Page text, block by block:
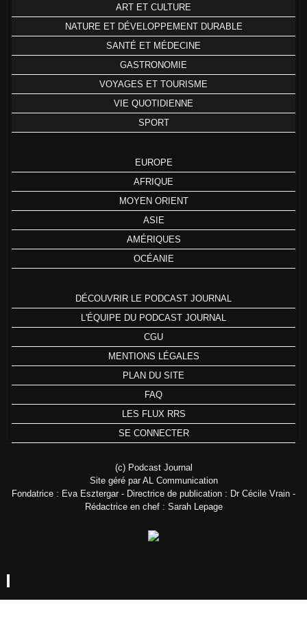
ART ET CULTURE
NATURE ET DÉVELOPPEMENT DURABLE
SANTÉ ET MÉDECINE
GASTRONOMIE
VOYAGES ET TOURISME
VIE QUOTIDIENNE
SPORT
EUROPE
AFRIQUE
MOYEN ORIENT
ASIE
AMÉRIQUES
OCÉANIE
DÉCOUVRIR LE PODCAST JOURNAL
L'ÉQUIPE DU PODCAST JOURNAL
CGU
MENTIONS LÉGALES
PLAN DU SITE
FAQ
LES FLUX RRS
SE CONNECTER
(c) Podcast Journal
Site géré par AL Communication
Fondatrice : Eva Esztergar - Directrice de publication : Dr Cécile Vrain -
Rédactrice en chef : Sarah Lepage